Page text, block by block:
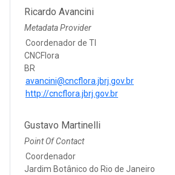
Ricardo Avancini
Metadata Provider
Coordenador de TI
CNCFlora
BR
avancini@cncflora.jbrj.gov.br
http://cncflora.jbrj.gov.br
Gustavo Martinelli
Point Of Contact
Coordenador
Jardim Botânico do Rio de Janeiro